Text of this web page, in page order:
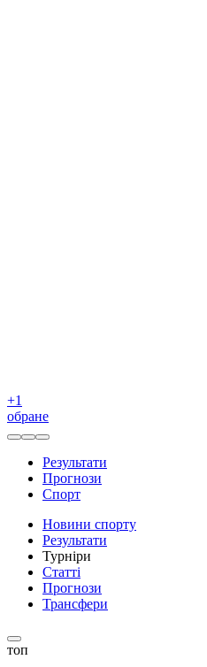
+1
обране
Результати
Прогнози
Спорт
Новини спорту
Результати
Турніри
Статті
Прогнози
Трансфери
топ